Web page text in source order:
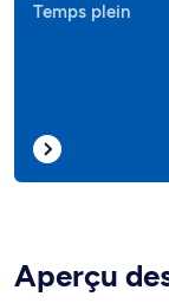
Temps plein
Aperçu